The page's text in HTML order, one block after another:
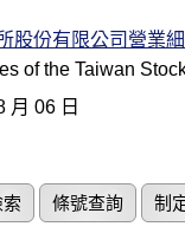
股份有限公司營業
of the Taiwan
月 06 日
條號查詢 制